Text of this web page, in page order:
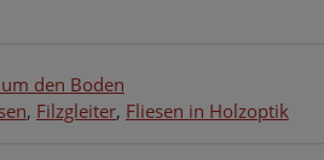
den Boden
, Filzgleiter, Fliesen in Holzoptik